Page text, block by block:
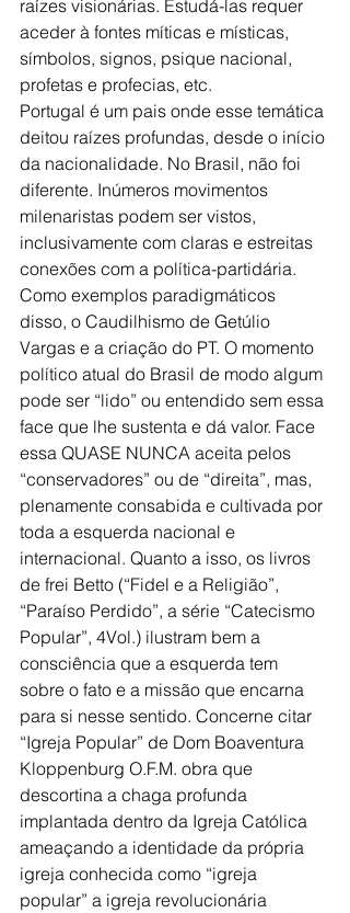
raízes visionárias. Estudá-las requer
aceder à fontes míticas e místicas,
símbolos, signos, psique nacional,
profetas e profecias, etc.
Portugal é um pais onde esse temática
deitou raízes profundas, desde o início
da nacionalidade. No Brasil, não foi
diferente. Inúmeros movimentos
milenaristas podem ser vistos,
inclusivamente com claras e estreitas
conexões com a política-partidária.
Como exemplos paradigmáticos
disso, o Caudilhismo de Getúlio
Vargas e a criação do PT. O momento
político atual do Brasil de modo algum
pode ser “lido” ou entendido sem essa
face que lhe sustenta e dá valor. Face
essa QUASE NUNCA aceita pelos
“conservadores” ou de “direita”, mas,
plenamente consabida e cultivada por
toda a esquerda nacional e
internacional. Quanto a isso, os livros
de frei Betto (“Fidel e a Religião”,
“Paraíso Perdido”, a série “Catecismo
Popular”, 4Vol.) ilustram bem a
consciência que a esquerda tem
sobre o fato e a missão que encarna
para si nesse sentido. Concerne citar
“Igreja Popular” de Dom Boaventura
Kloppenburg O.F.M. obra que
descortina a chaga profunda
implantada dentro da Igreja Católica
ameaçando a identidade da própria
igreja conhecida como “igreja
popular” a igreja revolucionária